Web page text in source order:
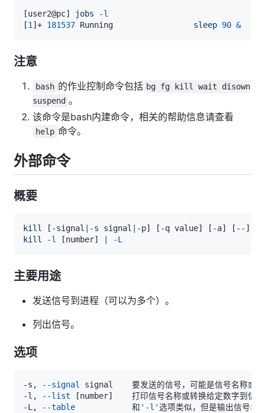
[user2@pc] jobs
-l
[1 ] + 181537 Running sleep 90 &
注意
bash 的作业控制命令包括 bg fg kill wait disown
suspend 。
该命令是bash内建命令，相关的帮助信息请查看
help 命令。
外部命令
概要
kill [ -signal -s signal -p] [ -q value] [ -a] [ -- ]
kill
-l [number] -L
主要用途
发送信号到进程（可以为多个）。
列出信号。
选项
-s,
--signal
-l,
--list [number]
-L,
--table
            和
'-l'